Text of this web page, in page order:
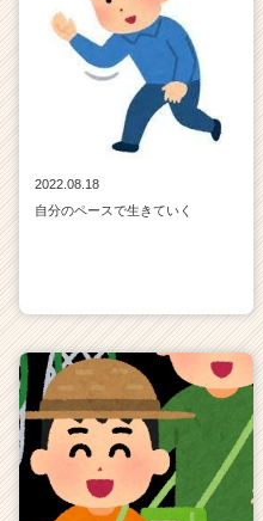
2022.08.18
自分のペースで生きていく